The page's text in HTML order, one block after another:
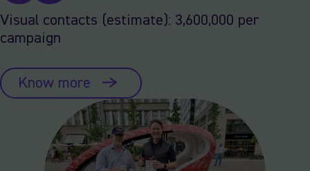
Visual contacts (estimate): 3,600,000 per
campaign
Know more